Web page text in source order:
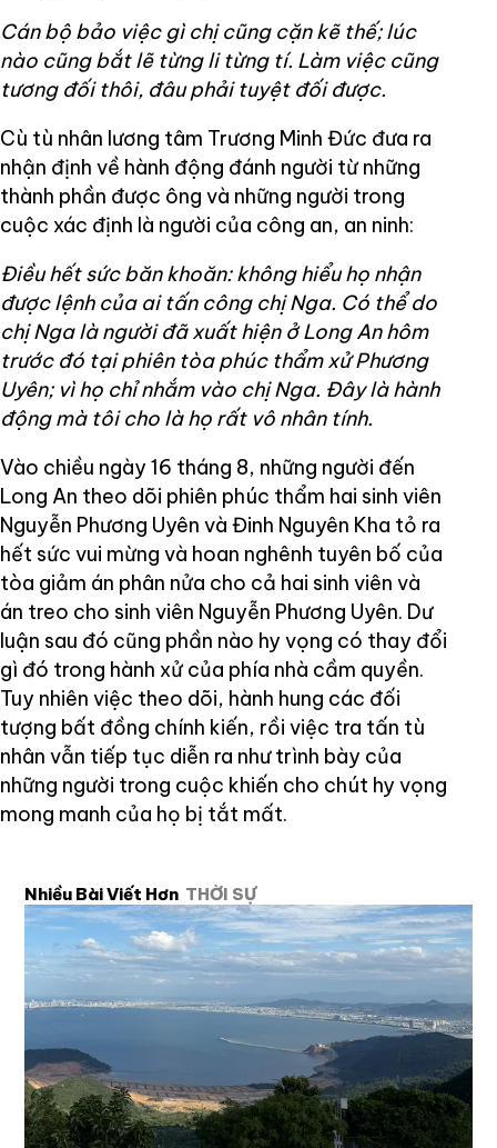
Cán bộ bảo việc gì chị cũng cặn kẽ thế; lúc
nào cũng bắt lẽ từng li từng tí. Làm việc cũng
tương đối thôi, đâu phải tuyệt đối được.
Cù tù nhân lương tâm Trương Minh Đức đưa ra
nhận định về hành động đánh người từ những
thành phần được ông và những người trong
cuộc xác định là người của công an, an ninh:
Điều hết sức băn khoăn: không hiểu họ nhận
được lệnh của ai tấn công chị Nga. Có thể do
chị Nga là người đã xuất hiện ở Long An hôm
trước đó tại phiên tòa phúc thẩm xử Phương
Uyên; vì họ chỉ nhắm vào chị Nga. Đây là hành
động mà tôi cho là họ rất vô nhân tính.
Vào chiều ngày 16 tháng 8, những người đến
Long An theo dõi phiên phúc thẩm hai sinh viên
Nguyễn Phương Uyên và Đinh Nguyên Kha tỏ ra
hết sức vui mừng và hoan nghênh tuyên bố của
tòa giảm án phân nửa cho cả hai sinh viên và
án treo cho sinh viên Nguyễn Phương Uyên. Dư
luận sau đó cũng phần nào hy vọng có thay đổi
gì đó trong hành xử của phía nhà cầm quyền.
Tuy nhiên việc theo dõi, hành hung các đối
tượng bất đồng chính kiến, rồi việc tra tấn tù
nhân vẫn tiếp tục diễn ra như trình bày của
những người trong cuộc khiến cho chút hy vọng
mong manh của họ bị tắt mất.
Nhiều Bài Viết Hơn THỜI SỰ